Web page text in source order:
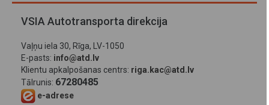
VSIA Autotransporta direkcija
Vaļņu iela 30, Rīga, LV-1050
E-pasts: info@atd.lv
Klientu apkalpošanas centrs: riga.kac@atd.lv
Tālrunis: 67280485
e-adrese